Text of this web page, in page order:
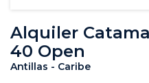
Alquiler
40 Open
Antillas - Caribe